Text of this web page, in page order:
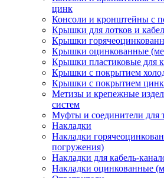
цинк
Консоли и кронштейны с
Крышки для лотков и
Крышки
Крышки оцинкованные
Крышки пластиковые для
Крышки с покрытием
Крышки с покрытием
Метизы и крепежные
систем
Муфты и соединители для
Накладки
Накладки
погружения)
Накладки для кабель-
Накладки оцинкованные